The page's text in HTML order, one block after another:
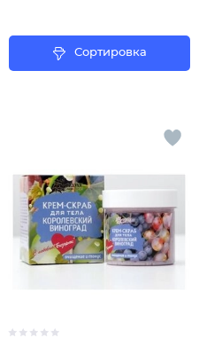
Сортировка